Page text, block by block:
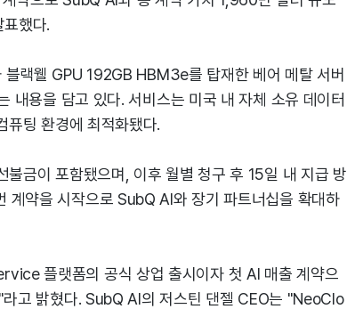
했다.
랙웰 GPU 192GB HBM3e를 탑재한 베어 메탈 서버
용을 담고 있다. 서비스는 미국 내 자체 소유 데이터
팅 환경에 최적화됐다.
금이 포함됐으며, 이후 월별 청구 후 15일 내 지급 방
계약을 시작으로 SubQ AI와 장기 파트너십을 확대하
플랫폼의 공식 상업 출시이자 첫 AI 매출 계약으
고 밝혔다. SubQ AI의 저스틴 댄젤 CEO는 "NeoClo